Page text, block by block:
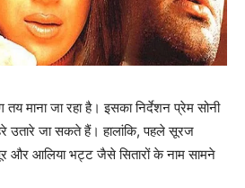
माना जा रहा है। इसका निर्देशन प्रेम सोनी
जा सकते हैं। हालांकि, पहले सूरज
और आलिया भट्ट जैसे सितारों के नाम सामने